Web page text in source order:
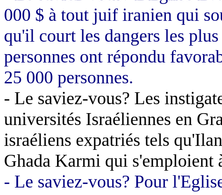
000 $ à tout juif iranien qui
qu'il court les dangers les
personnes ont répondu
25 000 personnes.
- Le saviez-vous? Les
universités Israéliennes en
israéliens expatriés tels
Ghada Karmi qui s'emploient
- Le saviez-vous? Pour